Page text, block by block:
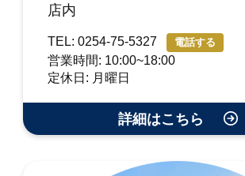
店内
TEL: 0254-75-5327 電話する
営業時間: 10:00~18:00
定休日: 月曜日
詳細はこちら